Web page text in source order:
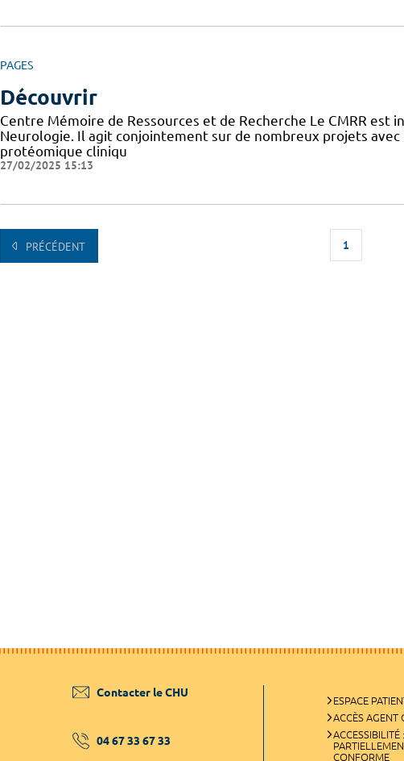
PAGES
Découvrir
Centre Mémoire de Ressources et de Recherche Le CMRR est
Neurologie. Il agit conjointement sur de nombreux projets
protéomique cliniqu
27/02/2025 15:13
PRÉCÉDENT 1
Contacter le CHU
04 67 33 67 33
ESPACE
ACCÈS AGENT
ACCESSIBILITÉ :
CONFORME